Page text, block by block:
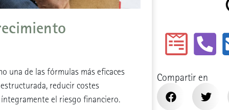
una de las fórmulas más eficaces
reducir costes
el riesgo financiero.
Compartir en